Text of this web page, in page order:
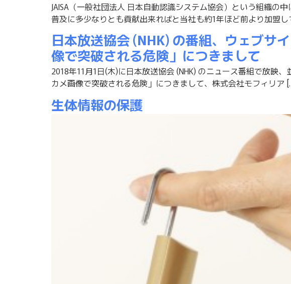
JAISA（一般社団法人 日本自動認識システム協会）という組織の
普及に多少なりとも貢献出来ればと当社も約1年ほど前より加盟
日本放送協会 (NHK) の番組、ウェブサ
像で突破される危険」につきまして
2018年11月1日(木)に日本放送協会 (NHK) のニュース番組で放映
カメ画像で突破される危険」につきまして、株式会社モフィリア
生体情報の保護